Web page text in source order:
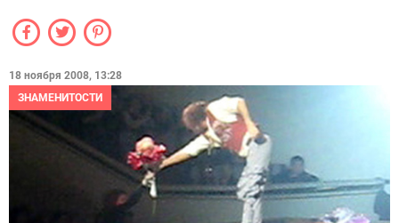
18 ноября 2008, 13:28
ЗНАМЕНИТОСТИ